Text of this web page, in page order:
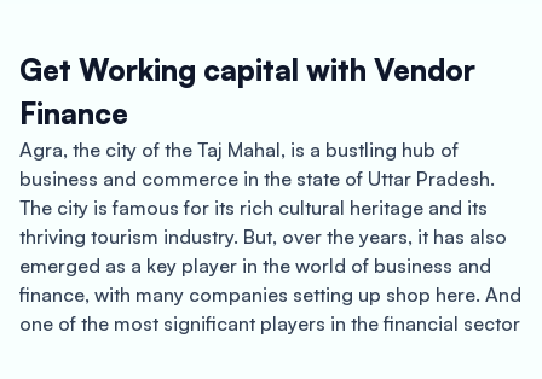
Get Working capital with Vendor
Finance
Agra, the city of the Taj Mahal, is a bustling hub of
business and commerce in the state of Uttar Pradesh.
The city is famous for its rich cultural heritage and its
thriving tourism industry. But, over the years, it has also
emerged as a key player in the world of business and
finance, with many companies setting up shop here. And
one of the most significant players in the financial sector